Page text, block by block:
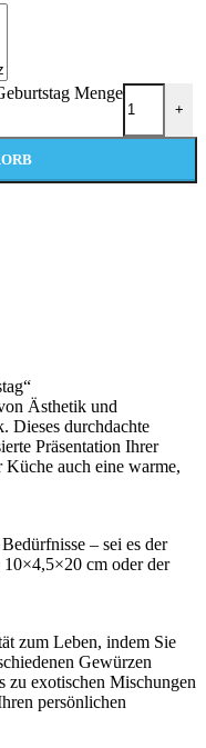
Menge
+
Ästhetik und
Dieses durchdachte
Präsentation Ihrer
auch eine warme,
– sei es der
cm oder der
zum Leben, indem Sie
Gewürzen
zu exotischen Mischungen
persönlichen